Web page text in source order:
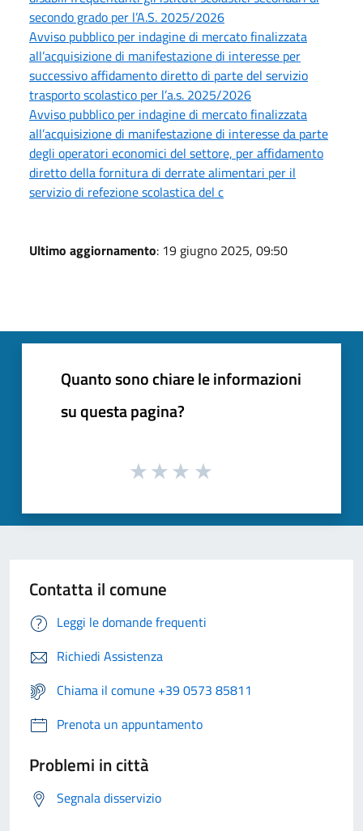
secondo grado per l’A.S. 2025/2026
Avviso pubblico per indagine di mercato finalizzata
all’acquisizione di manifestazione di interesse per
successivo affidamento diretto di parte del servizio
trasporto scolastico per l’a.s. 2025/2026
Avviso pubblico per indagine di mercato finalizzata
all’acquisizione di manifestazione di interesse da parte
degli operatori economici del settore, per affidamento
diretto della fornitura di derrate alimentari per il
servizio di refezione scolastica del c
Ultimo aggiornamento: 19 giugno 2025, 09:50
Quanto sono chiare le informazioni
su questa pagina?
Contatta il comune
Leggi le domande frequenti
Richiedi Assistenza
Chiama il comune +39 0573 85811
Prenota un appuntamento
Problemi in città
Segnala disservizio